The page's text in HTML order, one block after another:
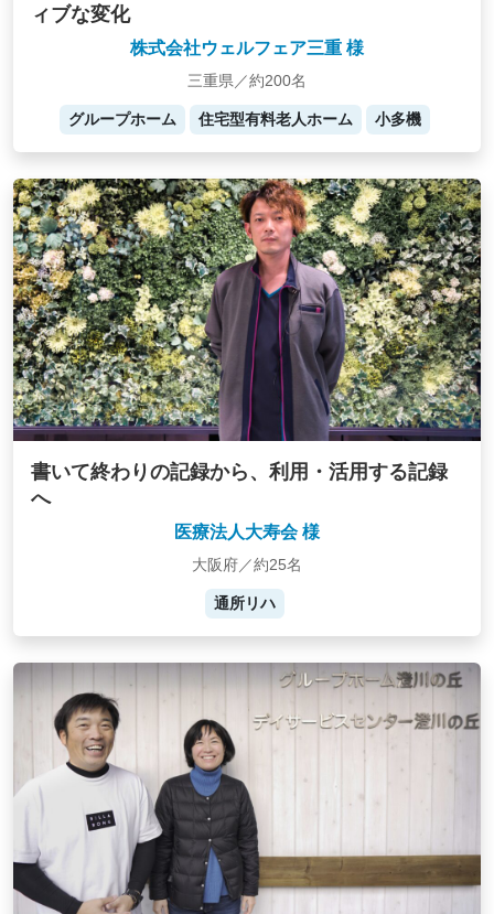
ィブな変化
株式会社ウェルフェア三重 様
三重県／約200名
グループホーム 住宅型有料老人ホーム 小多機
書いて終わりの記録から、利用・活用する記録
へ
医療法人大寿会 様
大阪府／約25名
通所リハ